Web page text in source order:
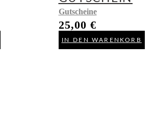
Gutscheine
25,00€
IN DEN WARENKORB